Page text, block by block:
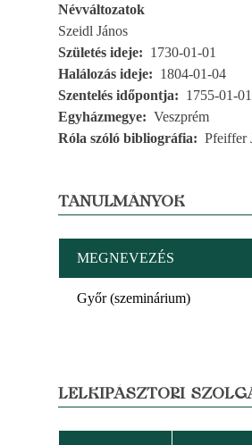
Névváltozatok
Szeidl János
Születés ideje
1730-01-01
Halálozás ideje
1804-01-04
Szentelés időpontja
1755-01-01
Egyházmegye
Veszprém
Róla szóló bibliográfia
Pfeiffer
TANULMÁNYOK
MEGNEVEZÉS
Győr (szeminárium)
LELKIPÁSZTORI